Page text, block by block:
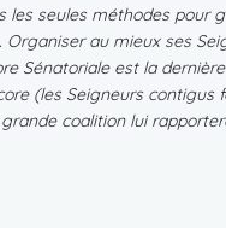
les seules méthodes pour
Organiser au mieux ses
Sénatoriale est la
(les Seigneurs contigus
coalition lui